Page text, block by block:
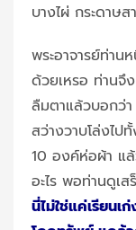
บางไผ่ กระดาษสา
พระอาจารย์ท่าน
ด้วยเหรอ ท่านจึ
ลืมตาแล้วบอกว่า
สว่างวาบโล่งไป
10 องค์ห่อผ้า แล้
อะไร พอท่านดูเ
นี่ไม่ใช่แค่เรียน